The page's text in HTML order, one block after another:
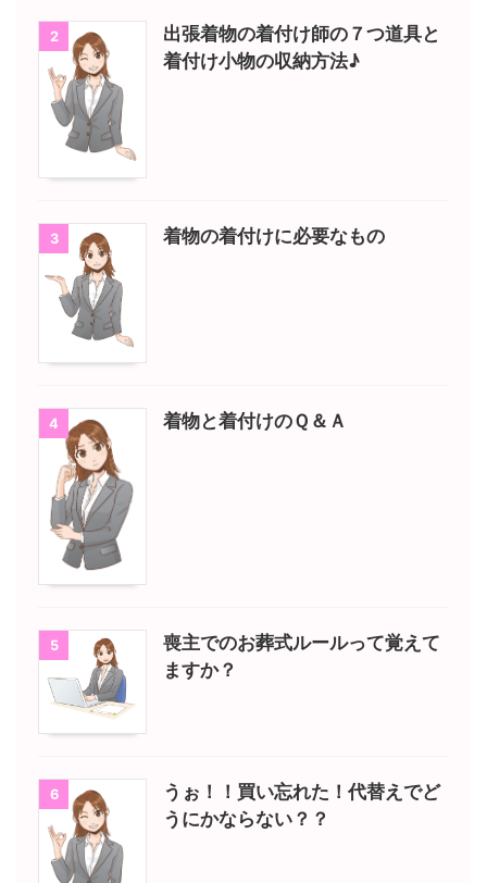
2
出張着物の着付け師の７つ道具と
着付け小物の収納方法♪
3 着物の着付けに必要なもの
4 着物と着付けのＱ＆Ａ
5
喪主でのお葬式ルールって覚えて
ますか？
6
うぉ！！買い忘れた！代替えでど
うにかならない？？